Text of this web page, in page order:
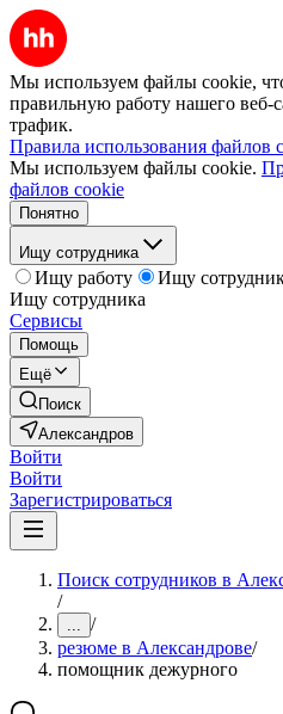
Мы используем файлы cookie,
правильную работу нашего веб-
трафик.
Правила использования файлов
Мы используем файлы cookie.
файлов cookie
Понятно
Ищу сотрудника
Ищу работу
Ищу
Ищу сотрудника
Сервисы
Помощь
Ещё
Поиск
Александров
Войти
Войти
Зарегистрироваться
Поиск сотрудников в
/
... /
резюме в Александрове/
помощник дежурного